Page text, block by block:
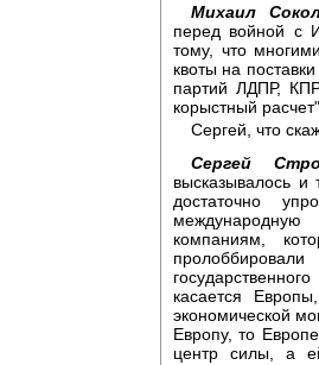
Михаил
перед войной с
тому, что
квоты на
партий ЛДПР,
корыстный
Сергей, что
Сергей
высказывалось и
достаточно
компаниям,
касается
экономической
Европу, то
центр силы, а